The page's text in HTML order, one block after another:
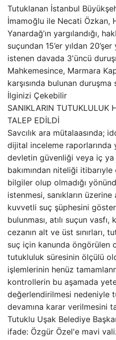
Tutuklanan İstanbul
İmamoğlu ile Necati Özkan,
Yanardağ’ın yargılandığı,
suçundan 15’er yıldan
istenen davada 3'üncü
Mahkemesince, Marmara
karşısında bulunan duruşma
İlginizi Çekebilir
SANIKLARIN TUTUKLULUK
TALEP EDİLDİ
Savcılık ara mütalaasında;
dijital inceleme
devletin güvenliği veya iç ya
bakımından niteliği
bilgiler olup olmadığı
istenmesi, sanıkların üzerine
kuvvetli suç şüphesini
bulunması, atılı suçun
cezanın alt ve üst sınırları,
suç için kanunda öngörülen
tutukluluk süresinin ölçülü
işlemlerinin henüz
kontrollerin bu aşamada
değerlendirilmesi nedeniyle
devamına karar verilmesini
Tutuklu Uşak Belediye
ifade: Özgür Özel'e mavi